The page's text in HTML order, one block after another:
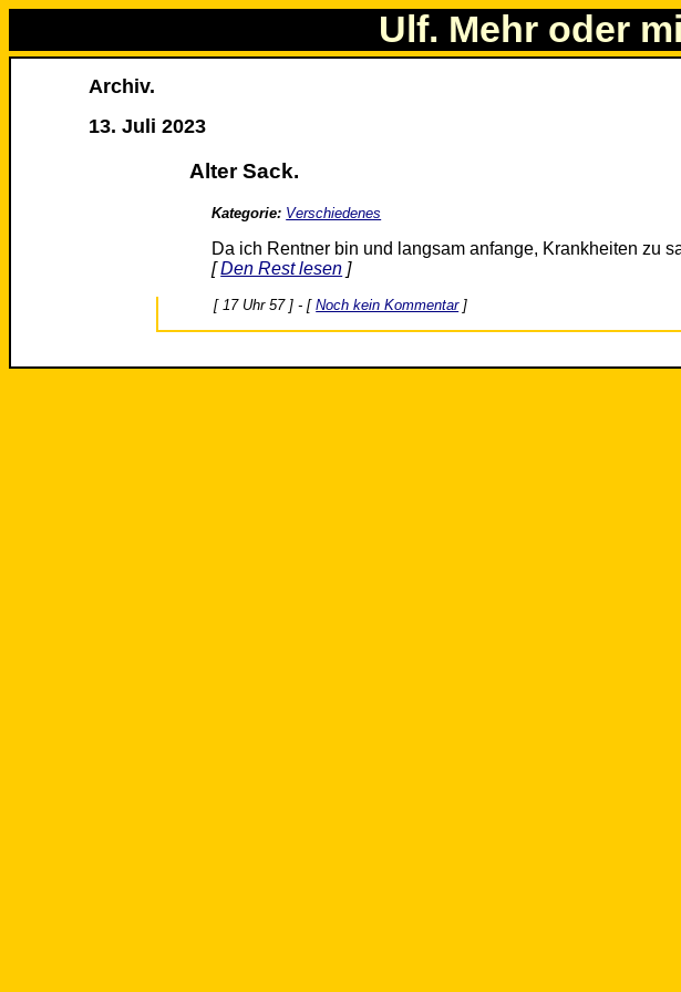
Ulf. Mehr oder
Archiv.
13. Juli 2023
Alter Sack.
Kategorie: Verschiedenes
Da ich Rentner bin und langsam anfange, Krankheiten zu
[Den Rest lesen ]
[ 17 Uhr 57 ] - [Noch kein Kommentar]